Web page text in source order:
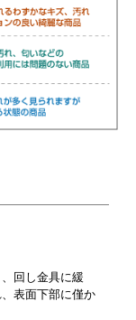
回し金具に緩
表面下部に僅か